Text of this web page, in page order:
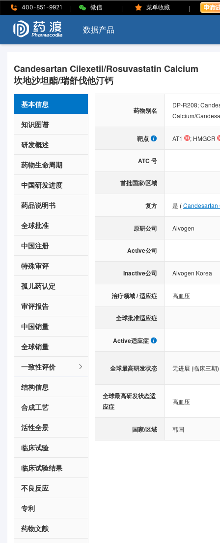
400-851-9921 | 微信 | 菜单收藏 |
数据产品
Candesartan Cilexetil/Rosuvastatin Calcium
坎地沙坦酯/瑞舒伐他汀钙
基本信息
知识图谱
研发概述
药物生命周期
中国研发进度
药品说明书
全球批准
中国注册
特殊审评
孤儿药认定
审评报告
中国销量
全球销量
一致性评价
结构信息
合成工艺
活性全景
临床试验
临床试验结果
不良反应
专利
药物文献
药物别名
DP-R208;
Calcium/
靶点 AT1 ; HMGCR
ATC 号
首批国家/区域
复方 是 (Candesartan
原研公司 Alvogen
Active公司
Inactive公司 Alvogen Korea
治疗领域 / 适应症 高血压
全球批准适应症
Active适应症
全球最高研发状态 无进展 (临床三期)
全球最高研发状态适
应症
高血压
国家/区域 韩国